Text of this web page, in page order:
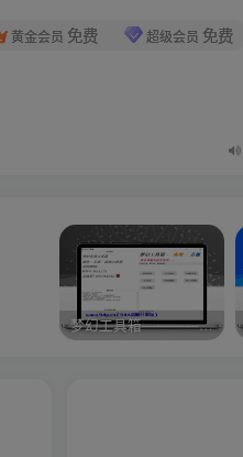
黄金会员 免费 超级会员 免费
梦幻工具箱————-免费